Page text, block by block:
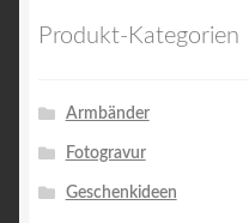
Produkt-Kategorien
Armbänder
Fotogravur
Geschenkideen